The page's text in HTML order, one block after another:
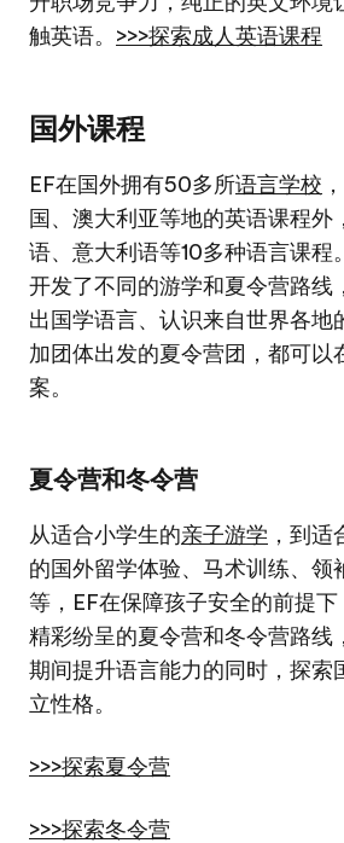
触英语。 >>>探索成人英语课程
国外课程
EF在国外拥有50多所语言学校
国、澳大利亚等地的英语课程外
语、意大利语等10多种语言课程
开发了不同的游学和夏令营路线
出国学语言、认识来自世界各地
加团体出发的夏令营团，都可以
案。
夏令营和冬令营
从适合小学生的亲子游学 ，到
的国外留学体验、马术训练、领
等，EF在保障孩子安全的前提
精彩纷呈的夏令营和冬令营路线
期间提升语言能力的同时，探索
立性格。
>>>探索夏令营
>>>探索冬令营